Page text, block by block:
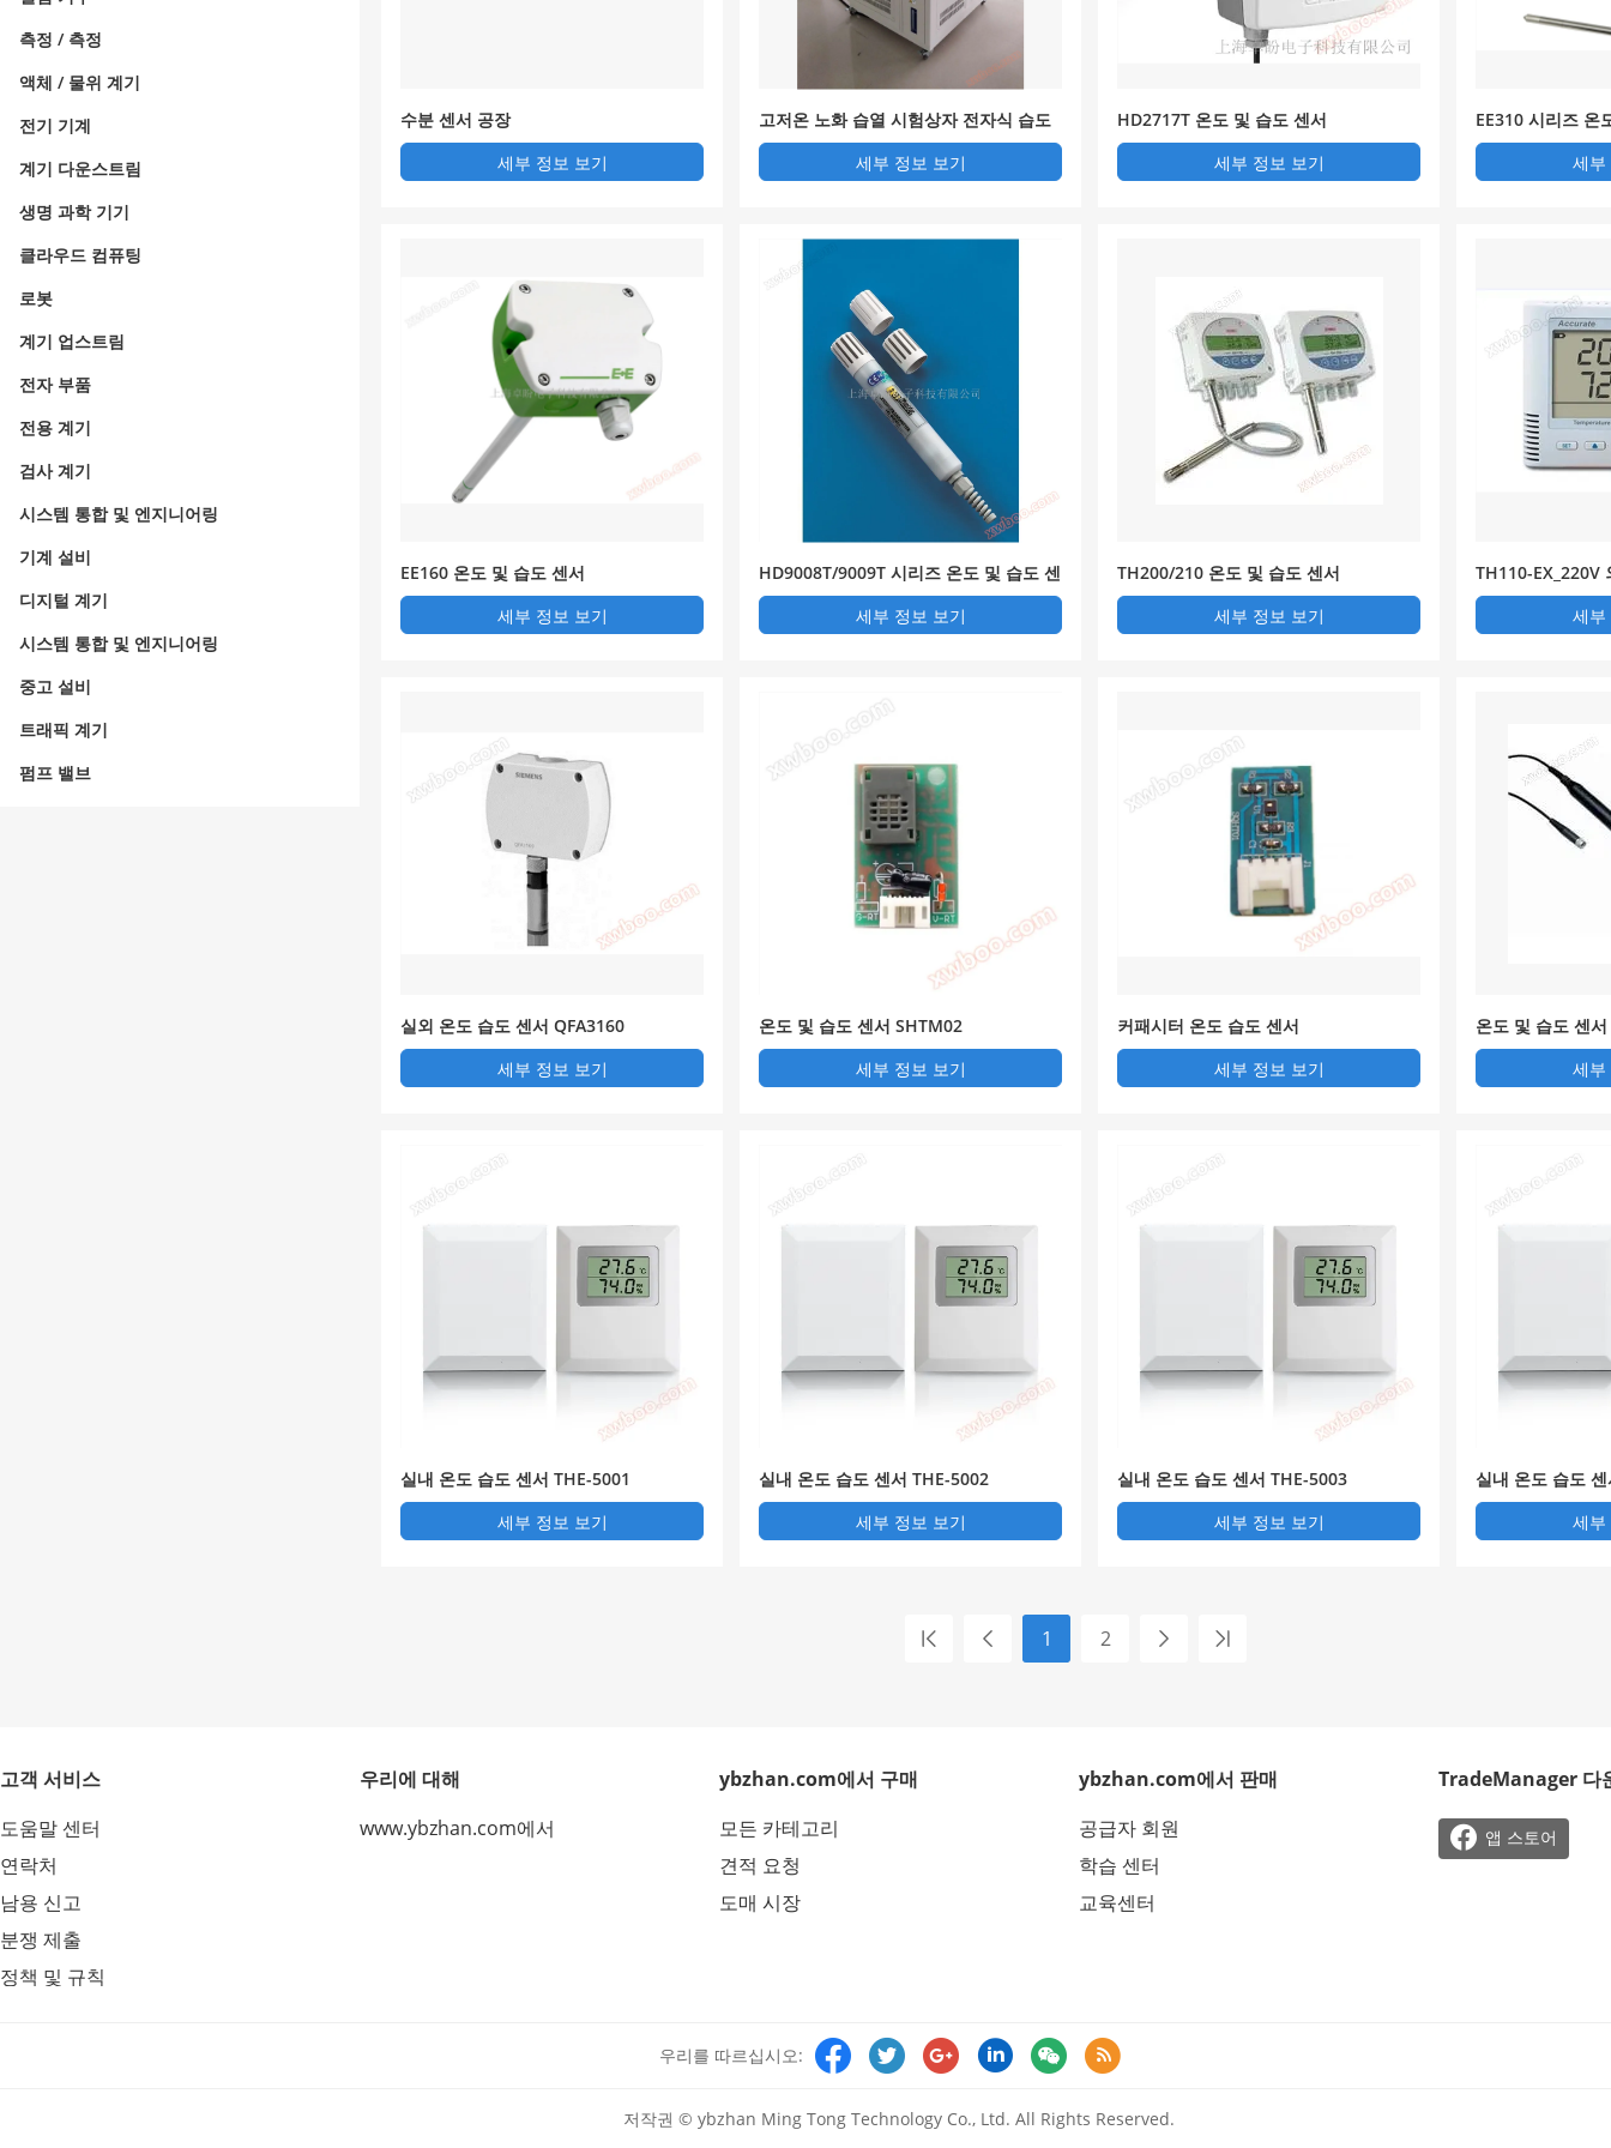
측정 / 측정
액체 / 물위 계기
전기 기계
계기 다운스트림
생명 과학 기기
클라우드 컴퓨팅
로봇
계기 업스트림
전자 부품
전용 계기
검사 계기
시스템 통합 및 엔지니어링
기계 설비
디지털 계기
시스템 통합 및 엔지니어링
중고 설비
트래픽 계기
펌프 밸브
수분 센서 공장
세부 정보 보기
고저온 노화 습열 시험상자 전자식 습도
센서
세부 정보 보기
HD2717T 온도 및 습도 센서
세부 정보 보기
EE310 시리즈 온
세부
EE160 온도 및 습도 센서
세부 정보 보기
HD9008T/9009T 시리즈 온도 및 습도 센
서
세부 정보 보기
TH200/210 온도 및 습도 센서
세부 정보 보기
TH110-EX_220V
및 릴레이 온도
세부
실외 온도 습도 센서 QFA3160
세부 정보 보기
온도 및 습도 센서 SHTM02
세부 정보 보기
커패시터 온도 습도 센서
세부 정보 보기
온도 및 습도 센
세부
실내 온도 습도 센서 THE-5001
세부 정보 보기
실내 온도 습도 센서 THE-5002
세부 정보 보기
실내 온도 습도 센서 THE-5003
세부 정보 보기
실내 온도 습도
세부
1 2
고객 서비스
도움말 센터
연락처
남용 신고
분쟁 제출
정책 및 규칙
우리에 대해
www.ybzhan.com에서
ybzhan.com에서 구매
모든 카테고리
견적 요청
도매 시장
ybzhan.com에서 판매
공급자 회원
학습 센터
교육센터
TradeManager 다
 앱 스토어
우리를 따르십시오:      
저작권 © ybzhan Ming Tong Technology Co., Ltd. All Rights Reserved.